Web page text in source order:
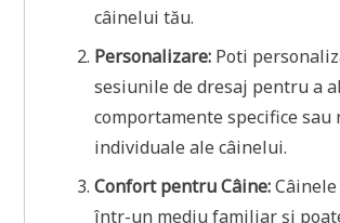
câinelui tău.
Personalizare: Poti
sesiunile de dresaj pentru a
comportamente specifice sau
individuale ale câinelui.
Confort pentru Câine:
într-un mediu familiar și